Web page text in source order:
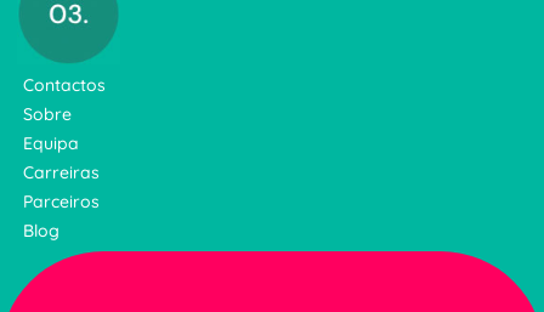
Contactos
Sobre
Equipa
Carreiras
Parceiros
Blog